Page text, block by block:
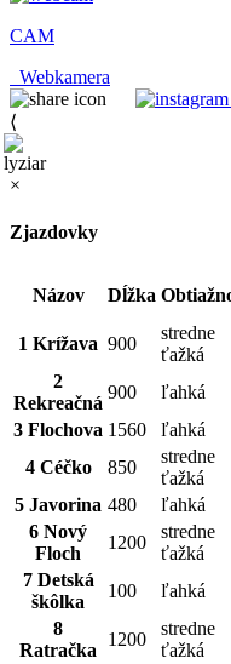
CAM
Webkamera
⟨
×
Zjazdovky
Názov Dĺžka
1 Krížava 900
stredne
ťažká
2
Rekreačná
900 ľahká
3 Flochova 1560 ľahká
4 Céčko
850
stredne
ťažká
5 Javorina 480 ľahká
6 Nový
Floch
1200
stredne
ťažká
7 Detská
škôlka
100 ľahká
8
Ratračka
1200
stredne
ťažká